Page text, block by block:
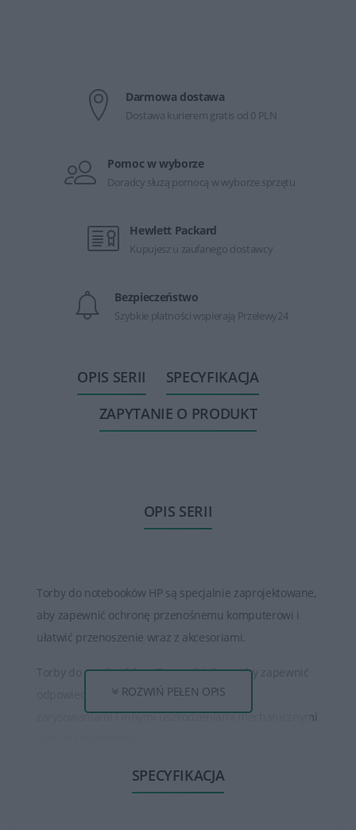
Darmowa dostawa
Dostawa kurierem gratis od 0 PLN
Pomoc w wyborze
Doradcy służą pomocą w wyborze sprzętu
Hewlett Packard
Kupujesz u zaufanego dostawcy
Bezpieczeństwo
Szybkie płatności wspierają Przelewy24
OPIS SERII
SPECYFIKACJA
ZAPYTANIE O PRODUKT
OPIS SERII
Torby do notebooków HP są specjalnie zaprojektowane,
aby zapewnić ochronę przenośnemu komputerowi i
ułatwić przenoszenie wraz z akcesoriami.
Torby do notebooków HP są wyściełane, aby zapewnić
odpowiednią ochronę przed uderzeniami,
zarysowaniami i innymi uszkodzeniami mechanicznymi
Dostępne są różne rozmiary torb, które są dostosowane
do różnych wymiarów notebooków HP. Torby posiadają
ROZWIŃ PEŁEN OPIS
SPECYFIKACJA